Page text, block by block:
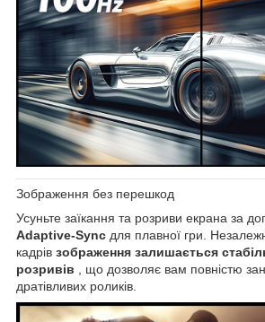
Зображення без перешкод
Усуньте заїкання та розриви екрана за
Adaptive-Sync для плавної гри.
кадрів зображення залишається
розривів , що дозволяє вам повністю
дратівливих роликів.